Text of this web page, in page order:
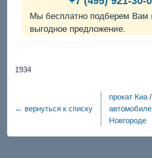
Мы бесплатно подберем Вам
выгодное предложение.
1934
← вернуться к списку
прокат Киа/
Новгороде